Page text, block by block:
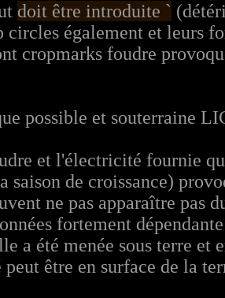
doit être introduite `
circles également et leurs
cropmarks foudre
possible et souterraine
et l'électricité fournie
saison de croissance)
ne pas apparaître
fortement
a été menée sous terre
être en surface de la